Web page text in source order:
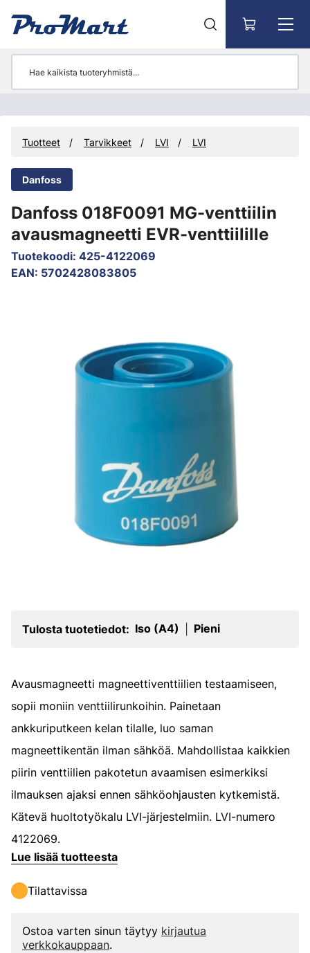
Tuotteet Tarvikkeet LVI LVI
Danfoss
Danfoss 018F0091 MG-venttiilin
avausmagneetti EVR-venttiilille
Tuotekoodi: 425-4122069
EAN: 5702428083805
Tulosta tuotetiedot: Iso (A4) Pieni
Avausmagneetti magneettiventtiilien testaamiseen,
sopii moniin venttiilirunkoihin. Painetaan
ankkuriputkeen kelan tilalle, luo saman
magneettikentän ilman sähköä. Mahdollistaa kaikkien
piirin venttiilien pakotetun avaamisen esimerkiksi
ilmauksen ajaksi ennen sähköohjausten kytkemistä.
Kätevä huoltotyökalu LVI-järjestelmiin. LVI-numero
4122069.
Lue lisää tuotteesta
Tilattavissa
Ostoa varten sinun täytyy kirjautua
verkkokauppaan.